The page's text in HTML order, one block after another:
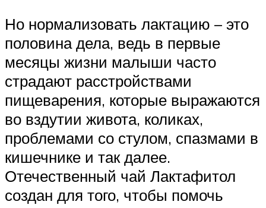
Но нормализовать лактацию – это
половина дела, ведь в первые
месяцы жизни малыши часто
страдают расстройствами
пищеварения, которые выражаются
во вздутии живота, коликах,
проблемами со стулом, спазмами в
кишечнике и так далее.
Отечественный чай Лактафитол
создан для того, чтобы помочь